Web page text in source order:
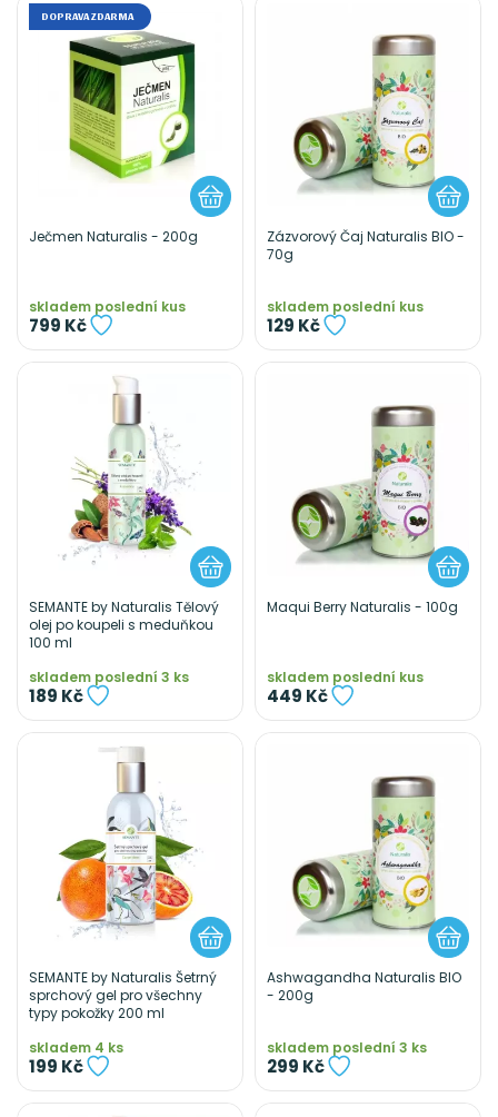
DOPRAVA ZDARMA
Ječmen Naturalis - 200g
skladem poslední kus
799 Kč
Zázvorový Čaj Naturalis BIO -
70g
skladem poslední kus
129 Kč
SEMANTE by Naturalis Tělový
olej po koupeli s meduňkou
100 ml
skladem poslední 3 ks
189 Kč
Maqui Berry Naturalis - 100g
skladem poslední kus
449 Kč
SEMANTE by Naturalis Šetrný
sprchový gel pro všechny
typy pokožky 200 ml
skladem 4 ks
199 Kč
Ashwagandha Naturalis BIO
- 200g
skladem poslední 3 ks
299 Kč